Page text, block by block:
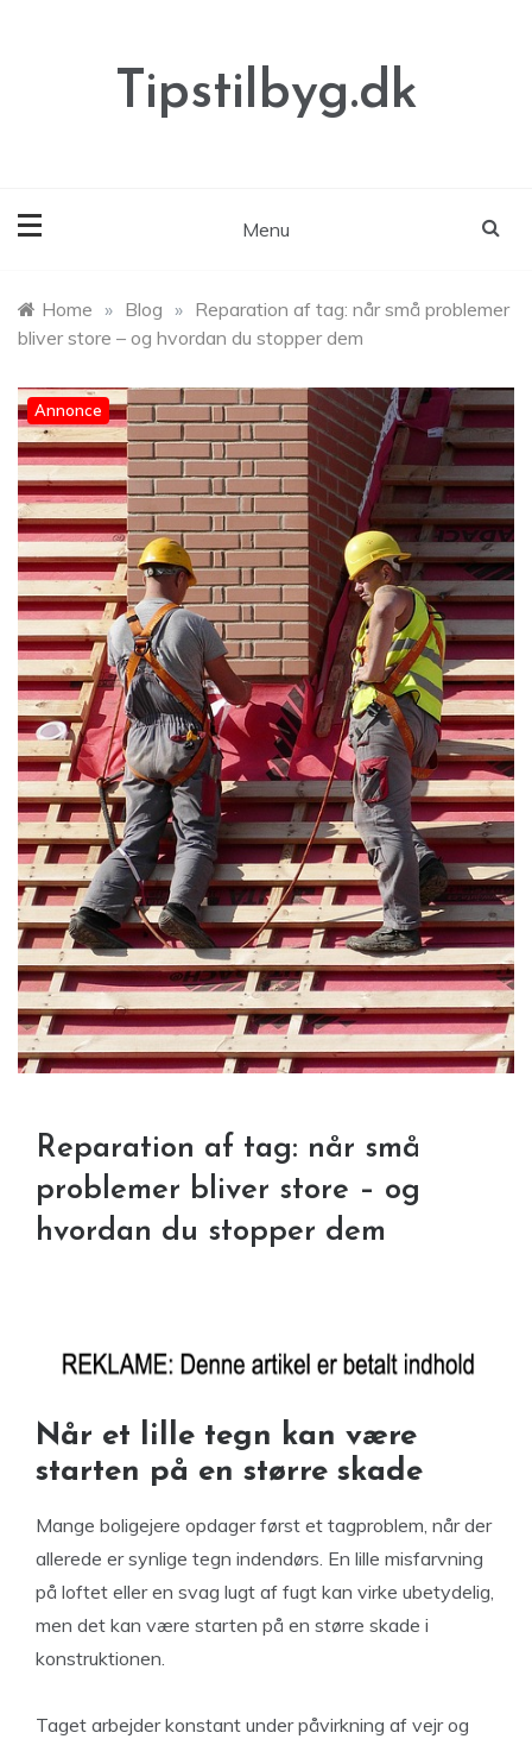
Tipstilbyg.dk
Menu
Home » Blog » Reparation af tag: når små problemer
bliver store – og hvordan du stopper dem
Annonce
Reparation af tag: når små
problemer bliver store – og
hvordan du stopper dem
Når et lille tegn kan være
starten på en større skade
Mange boligejere opdager først et tagproblem, når der
allerede er synlige tegn indendørs. En lille misfarvning
på loftet eller en svag lugt af fugt kan virke ubetydelig,
men det kan være starten på en større skade i
konstruktionen.
Taget arbejder konstant under påvirkning af vejr og